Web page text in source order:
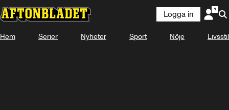
Logga in
Hem Serier Nyheter Sport Nöje Livsstil